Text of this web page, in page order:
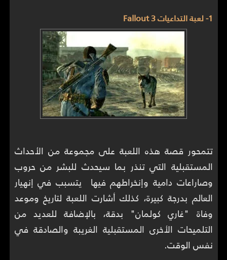
1- لعبة التداعيات Fallout 3
تتمحور قصة هذه اللعبة على مجموعة من الأحداث
المستقبلية التي تنذر بما سيحدث للبشر من حروب
وصاراعات دامية وإنخراطهم فيها يتسبب في إنهيار
العالم بدرجة كبيرة، كذلك أشارت اللعبة لتاريخ وموعد
وفاة "غاري كولمان" بدقة، بالإضافة للعديد من
التلميحات الأخرى المستقبلية الغريبة والصادقة في
نفس الوقت.